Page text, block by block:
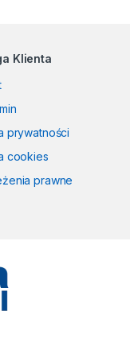
Klienta
prywatności
cookies
prawne